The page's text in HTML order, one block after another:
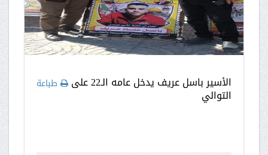
طباعة الأسير باسل عريف يدخل عامه الـ22 على
التوالي